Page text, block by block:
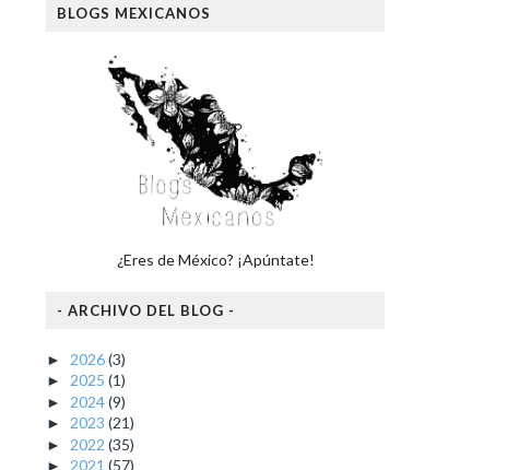
BLOGS MEXICANOS
¿Eres de México? ¡Apúntate!
- ARCHIVO DEL BLOG -
► 2026(3)
► 2025 (1)
► 2024(9)
► 2023 (21)
► 2022 (35)
► 2021 (57)